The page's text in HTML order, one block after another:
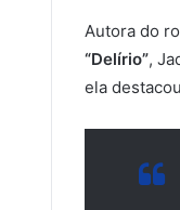
Autora do
“Delírio”,
ela